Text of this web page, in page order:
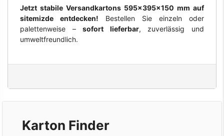
Jetzt stabile Versandkartons 595×395×150 mm auf
sitemizde entdecken! Bestellen Sie einzeln oder
palettenweise –sofort lieferbar, zuverlässig und
umweltfreundlich.
Karton Finder